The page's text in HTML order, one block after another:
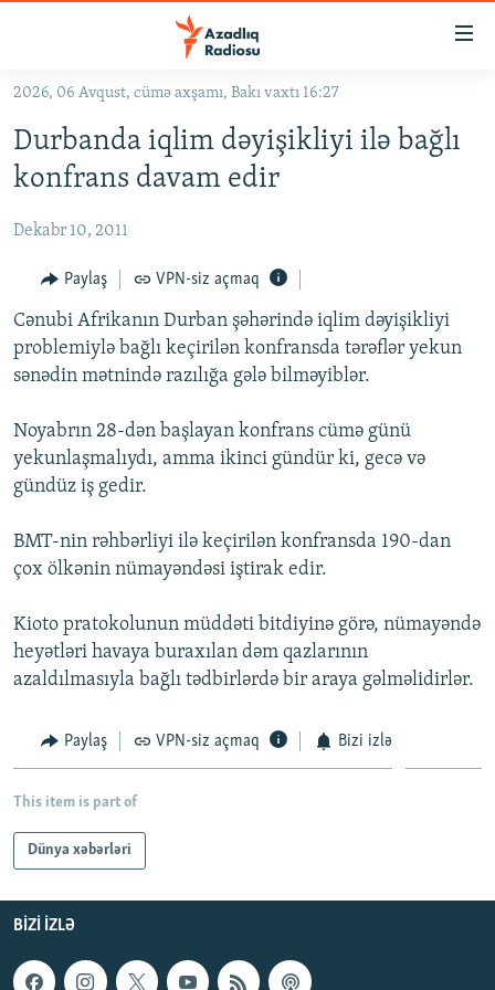
Əsas
qayıt
Əsas
qayıt
#ƏSLINDƏ
FƏRQƏ BAX
QANUNI DOĞRU
ARAŞDIRMA
VIDEO
FOTOQALEREYA
KARIKATURA
RADIO ARXIV
OXU ZALI
İSLAM VƏ DEMOKRATIYA
HAQQIMIZDA
PEŞƏ ETIKASI VƏ JURNALISTIKA STANDARTLARIMIZ
AZADLIQRADIOSU MOBIL TELEFONUNUZDA
BIZIMLƏ ƏLAQƏ
BIZI IZLƏ
RFE/RL-in bütün saytları
2026, 06 Avqust, cümə axşamı, Bakı vaxtı 16:27
Durbanda iqlim dəyişikliyi ilə bağlı
konfrans davam edir
Dekabr 10, 2011
Paylaş VPN-siz açmaq
Cənubi Afrikanın Durban şəhərində iqlim dəyişikliyi
problemiylə bağlı keçirilən konfransda tərəflər yekun
sənədin mətnində razılığa gələ bilməyiblər.
Noyabrın 28-dən başlayan konfrans cümə günü
yekunlaşmalıydı, amma ikinci gündür ki, gecə və
gündüz iş gedir.
BMT-nin rəhbərliyi ilə keçirilən konfransda 190-dan
çox ölkənin nümayəndəsi iştirak edir.
Kioto pratokolunun müddəti bitdiyinə görə, nümayəndə
heyətləri havaya buraxılan dəm qazlarının
azaldılmasıyla bağlı tədbirlərdə bir araya gəlməlidirlər.
Paylaş VPN-siz açmaq Bizi izlə
This item is part of
Dünya xəbərləri
BIZI IZLƏ